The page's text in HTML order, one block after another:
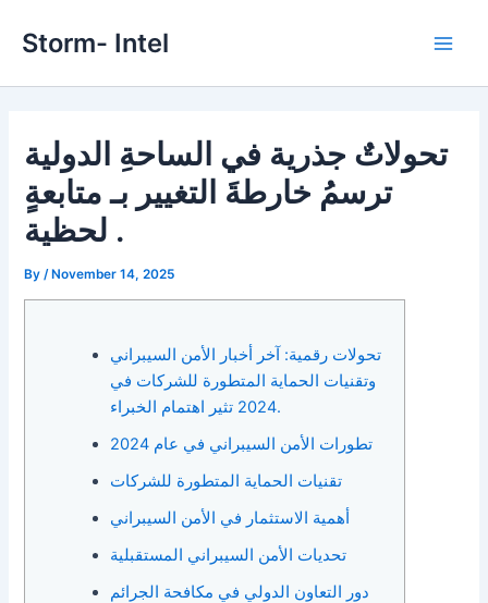
Storm- Intel
تحولاتٌ جذرية في الساحةِ الدولية
ترسمُ خارطةَ التغيير بـ متابعةٍ
لحظية .
By /November 14, 2025
تحولات رقمية: آخر أخبار الأمن السيبراني
وتقنيات الحماية المتطورة للشركات في
2024 تثير اهتمام الخبراء.
تطورات الأمن السيبراني في عام 2024
تقنيات الحماية المتطورة للشركات
أهمية الاستثمار في الأمن السيبراني
تحديات الأمن السيبراني المستقبلية
دور التعاون الدولي في مكافحة الجرائم